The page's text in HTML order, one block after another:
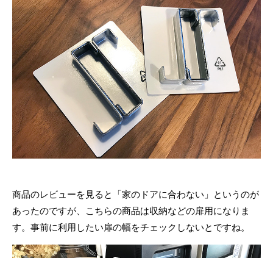
商品のレビューを見ると「家のドアに合わない」というのが
あったのですが、こちらの商品は収納などの扉用になりま
す。事前に利用したい扉の幅をチェックしないとですね。